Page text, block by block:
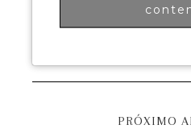
PRÓXIMO